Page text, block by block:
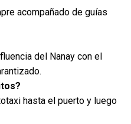
acompañado de guías
del Nanay con el
hasta el puerto y luego